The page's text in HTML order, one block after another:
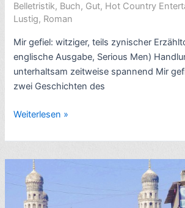
–
8
Sterne
Belletristik, Buch, Gut, Hot Country
Lustig, Roman
Mir gefiel: witziger, teils zynischer
englische Ausgabe, Serious Men)
unterhaltsam zeitweise spannend Mir
zwei Geschichten des
Rezension
Roman:
Ernste
Männer
bzw.
Genie
Weiterlesen »